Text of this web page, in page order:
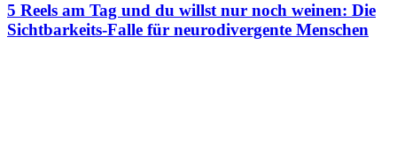
5 Reels am Tag und du willst nur noch weinen: Die
Sichtbarkeits-Falle für neurodivergente Menschen